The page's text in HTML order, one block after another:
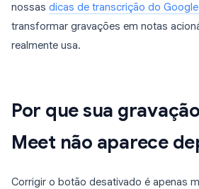
nossas dicas de transcrição do
transformar gravações em notas
realmente usa.
Por que sua
Meet não aparece
Corrigir o botão desativado é apenas